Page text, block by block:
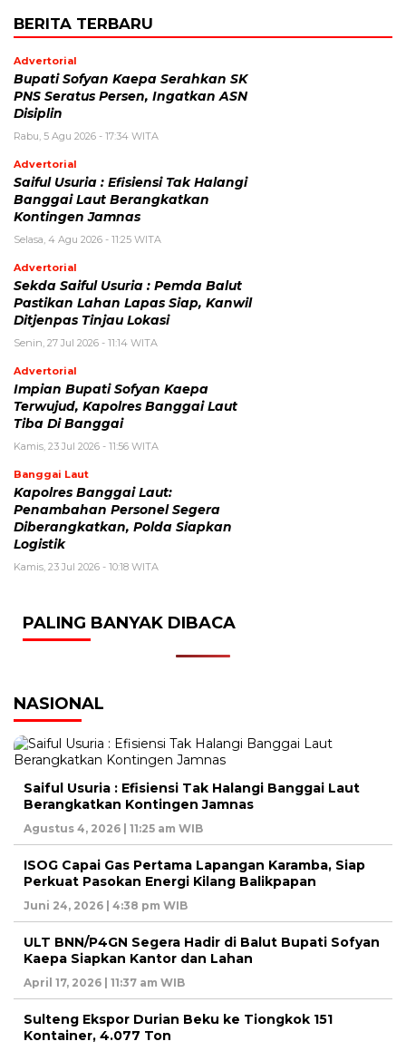
BERITA TERBARU
Advertorial
Bupati Sofyan Kaepa Serahkan SK
PNS Seratus Persen, Ingatkan ASN
Disiplin
Rabu, 5 Agu 2026 - 17:34 WITA
Advertorial
Saiful Usuria : Efisiensi Tak Halangi
Banggai Laut Berangkatkan
Kontingen Jamnas
Selasa, 4 Agu 2026 - 11:25 WITA
Advertorial
Sekda Saiful Usuria : Pemda Balut
Pastikan Lahan Lapas Siap, Kanwil
Ditjenpas Tinjau Lokasi
Senin, 27 Jul 2026 - 11:14 WITA
Advertorial
Impian Bupati Sofyan Kaepa
Terwujud, Kapolres Banggai Laut
Tiba Di Banggai
Kamis, 23 Jul 2026 - 11:56 WITA
Banggai Laut
Kapolres Banggai Laut:
Penambahan Personel Segera
Diberangkatkan, Polda Siapkan
Logistik
Kamis, 23 Jul 2026 - 10:18 WITA
PALING BANYAK DIBACA
NASIONAL
Saiful Usuria : Efisiensi Tak Halangi Banggai Laut
Berangkatkan Kontingen Jamnas
Agustus 4, 2026 | 11:25 am WIB
ISOG Capai Gas Pertama Lapangan Karamba, Siap
Perkuat Pasokan Energi Kilang Balikpapan
Juni 24, 2026 | 4:38 pm WIB
ULT BNN/P4GN Segera Hadir di Balut Bupati Sofyan
Kaepa Siapkan Kantor dan Lahan
April 17, 2026 | 11:37 am WIB
Sulteng Ekspor Durian Beku ke Tiongkok 151
Kontainer, 4.077 Ton